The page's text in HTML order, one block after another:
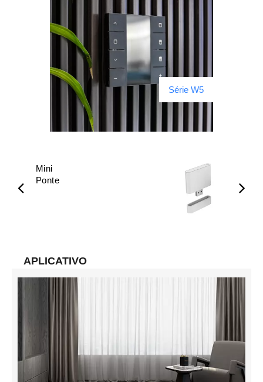
Série W5
Mini
Ponte
APLICATIVO